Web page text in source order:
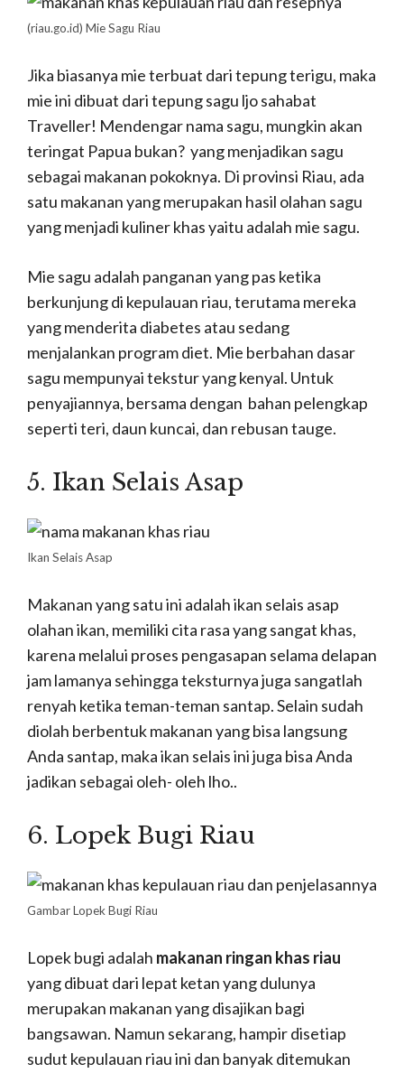
(riau.go.id) Mie Sagu Riau
Jika biasanya mie terbuat dari tepung terigu, maka
mie ini dibuat dari tepung sagu ljo sahabat
Traveller! Mendengar nama sagu, mungkin akan
teringat Papua bukan? yang menjadikan sagu
sebagai makanan pokoknya. Di provinsi Riau, ada
satu makanan yang merupakan hasil olahan sagu
yang menjadi kuliner khas yaitu adalah mie sagu.
Mie sagu adalah panganan yang pas ketika
berkunjung di kepulauan riau, terutama mereka
yang menderita diabetes atau sedang
menjalankan program diet. Mie berbahan dasar
sagu mempunyai tekstur yang kenyal. Untuk
penyajiannya, bersama dengan bahan pelengkap
seperti teri, daun kuncai, dan rebusan tauge.
5. Ikan Selais Asap
Ikan Selais Asap
Makanan yang satu ini adalah ikan selais asap
olahan ikan, memiliki cita rasa yang sangat khas,
karena melalui proses pengasapan selama delapan
jam lamanya sehingga teksturnya juga sangatlah
renyah ketika teman-teman santap. Selain sudah
diolah berbentuk makanan yang bisa langsung
Anda santap, maka ikan selais ini juga bisa Anda
jadikan sebagai oleh- oleh lho..
6. Lopek Bugi Riau
Gambar Lopek Bugi Riau
Lopek bugi adalah makanan ringan khas riau
yang dibuat dari lepat ketan yang dulunya
merupakan makanan yang disajikan bagi
bangsawan. Namun sekarang, hampir disetiap
sudut kepulauan riau ini dan banyak ditemukan